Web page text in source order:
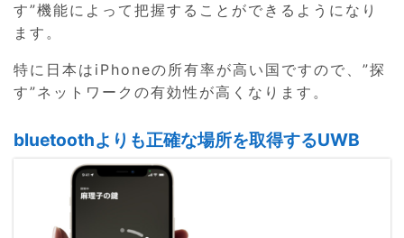
す”機能によって把握することができるようになり
ます。
特に日本はiPhoneの所有率が高い国ですので、”探
す”ネットワークの有効性が高くなります。
bluetoothよりも正確な場所を取得するUWB